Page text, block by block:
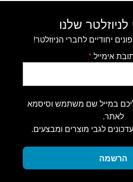
שלנו
יחודיים לחברי הניוזלטר!
אימייל*
במייל שם משתמש וסיסמא
לאתר.
לגבי מוצרים ומבצעים.
הרשמה